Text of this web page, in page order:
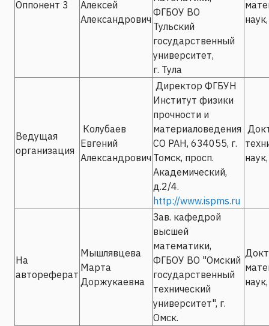
Оппонент 3
Алексей
Александрович
ФГБОУ ВО
Тульский
государственный
университет,
г. Тула
Ведущая
организация
Колубаев
Евгений
Александрович
Директор ФГБУН
Институт физики
прочности и
материаловедения
СО РАН, 634055, г.
Томск, просп.
Академический,
д.2/4.
http://www.ispms.ru
На
автореферат
Мышлявцева
Марта
Доржукаевна
Зав. кафедрой
высшей
математики,
ФГБОУ ВО "Омский
государственный
технический
университет", г.
Омск.